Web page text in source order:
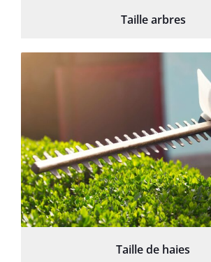
Taille arbres
Taille de haies